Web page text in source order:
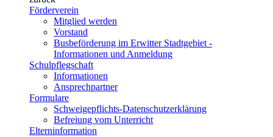
Förderverein
Mitglied werden
Vorstand
Busbeförderung im Erwitter Stadtgebiet -
Informationen und Anmeldung
Schulpflegschaft
Informationen
Ansprechpartner
Formulare
Schweigepflichts-Datenschutzerklärung
Befreiung vom Unterricht
Elterninformation